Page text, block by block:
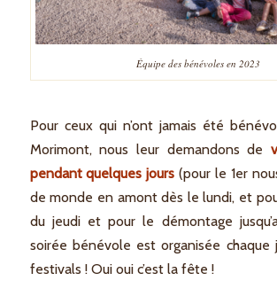
Équipe des bénévoles en 2023
Pour ceux qui n’ont jamais été
Morimont, nous leur demandons de
pendant quelques jours(pour le 1er
de monde en amont dès le lundi, et
du jeudi et pour le démontage
soirée bénévole est organisée chaque
festivals ! Oui oui c’est la fête !